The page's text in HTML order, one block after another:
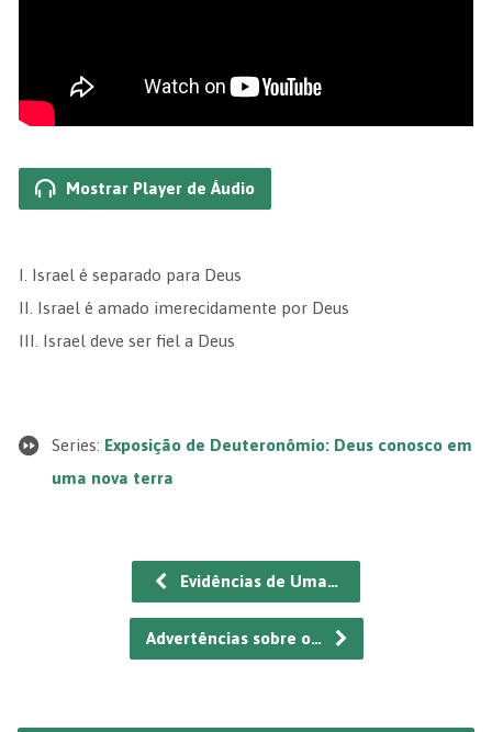
Mostrar Player de Áudio
I. Israel é separado para Deus
II. Israel é amado imerecidamente por Deus
III. Israel deve ser fiel a Deus
Series: Exposição de Deuteronômio: Deus conosco em
uma nova terra
Evidências de Uma…
Advertências sobre o…